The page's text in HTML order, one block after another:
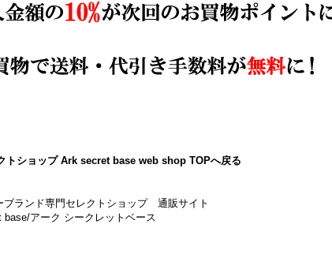
トショップ Ark secret base web shop TOPへ戻る
ブランド専門セレクトショップ 通販サイト
base/アーク シークレットベース